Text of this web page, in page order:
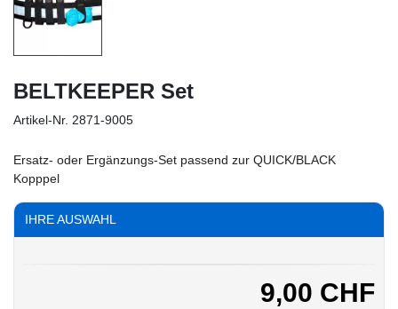
BELTKEEPER Set
Artikel-Nr. 2871-9005
Ersatz- oder Ergänzungs-Set passend zur QUICK/BLACK
Kopppel
IHRE AUSWAHL
9,00 CHF